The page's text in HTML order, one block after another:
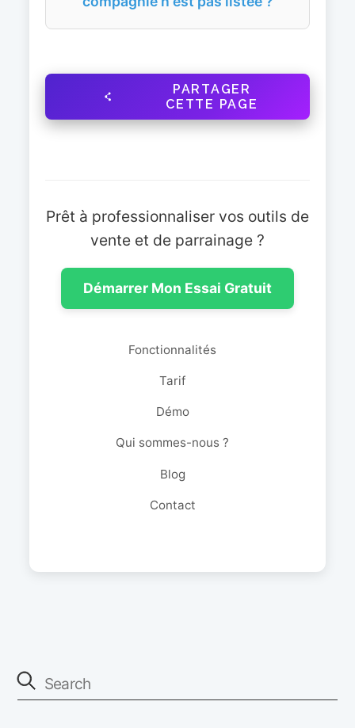
PARTAGER
CETTE PAGE
Prêt à professionnaliser vos outils de
vente et de parrainage ?
Démarrer Mon Essai Gratuit
Fonctionnalités
Tarif
Démo
Qui sommes-nous ?
Blog
Contact